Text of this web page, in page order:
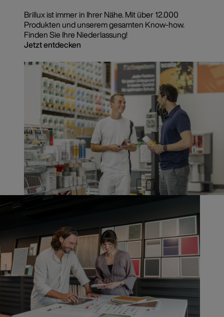
Brillux ist immer in Ihrer Nähe. Mit über 12.000
Produkten und unserem gesamten Know-how.
Finden Sie Ihre Niederlassung!
Jetzt entdecken